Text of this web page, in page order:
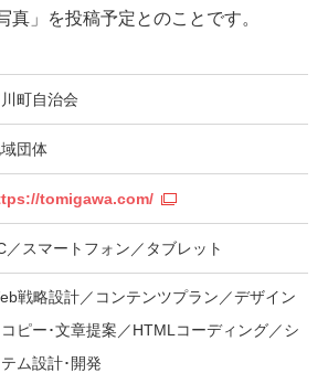
真」を投稿予定とのことです。
町自治会
団体
tomigawa.com/
／スマートフォン／タブレット
戦略設計／コンテンツプラン／デザイン
コピー･文章提案／HTMLコーディング／シ
ム設計･開発